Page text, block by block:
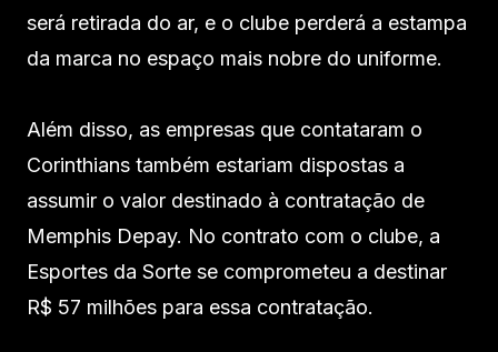
será retirada do ar, e o clube perderá a estampa
da marca no espaço mais nobre do uniforme.
Além disso, as empresas que contataram o
Corinthians também estariam dispostas a
assumir o valor destinado à contratação de
Memphis Depay. No contrato com o clube, a
Esportes da Sorte se comprometeu a destinar
R$ 57 milhões para essa contratação.